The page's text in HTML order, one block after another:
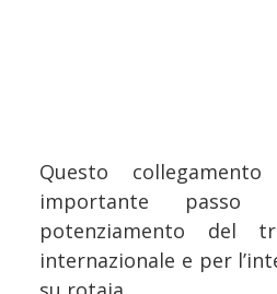
Questo
importante
potenziamento del
internazionale e per